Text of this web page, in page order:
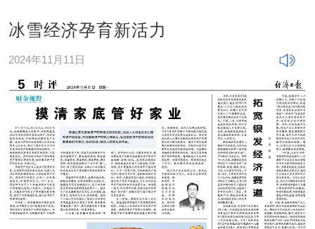
冰雪经济孕育新活力
2024年11月11日